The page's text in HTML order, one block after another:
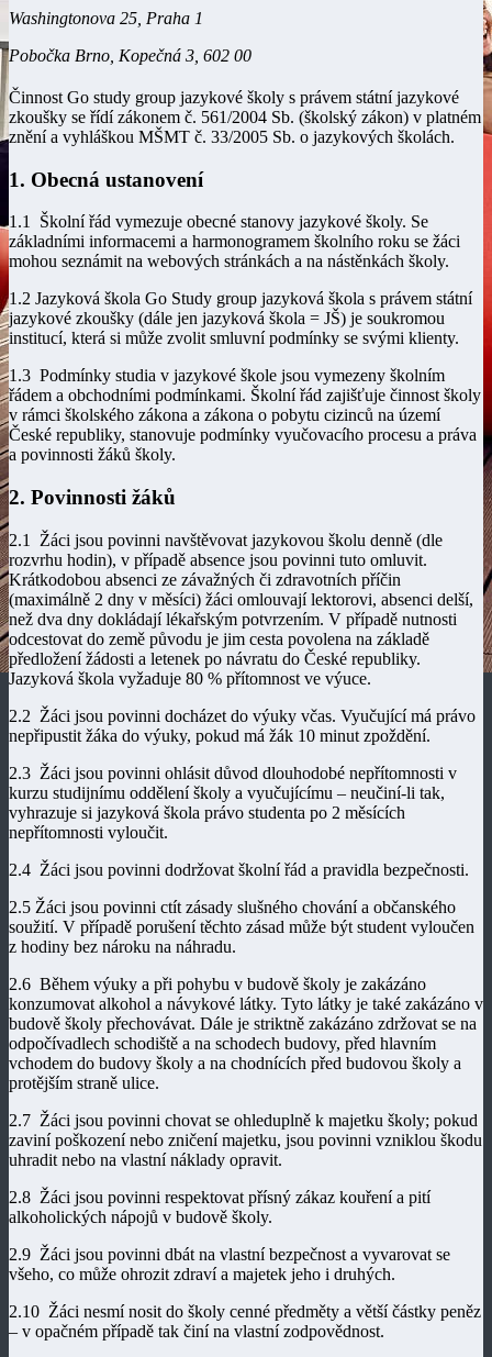
Washingtonova 25, Praha 1
Pobočka Brno, Kopečná 3, 602 00
Činnost Go study group jazykové školy s právem státní jazykové
zkoušky se řídí zákonem č. 561/2004 Sb. (školský zákon) v platném
znění a vyhláškou MŠMT č. 33/2005 Sb. o jazykových školách.
1. Obecná ustanovení
1.1 Školní řád vymezuje obecné stanovy jazykové školy. Se
základními informacemi a harmonogramem školního roku se žáci
mohou seznámit na webových stránkách a na nástěnkách školy.
1.2 Jazyková škola Go Study group jazyková škola s právem státní
jazykové zkoušky (dále jen jazyková škola = JŠ) je soukromou
institucí, která si může zvolit smluvní podmínky se svými klienty.
1.3 Podmínky studia v jazykové škole jsou vymezeny školním
řádem a obchodními podmínkami. Školní řád zajišťuje činnost školy
v rámci školského zákona a zákona o pobytu cizinců na území
České republiky, stanovuje podmínky vyučovacího procesu a práva
a povinnosti žáků školy.
2. Povinnosti žáků
2.1 Žáci jsou povinni navštěvovat jazykovou školu denně (dle
rozvrhu hodin), v případě absence jsou povinni tuto omluvit.
Krátkodobou absenci ze závažných či zdravotních příčin
(maximálně 2 dny v měsíci) žáci omlouvají lektorovi, absenci delší,
než dva dny dokládají lékařským potvrzením. V případě nutnosti
odcestovat do země původu je jim cesta povolena na základě
předložení žádosti a letenek po návratu do České republiky.
Jazyková škola vyžaduje 80 % přítomnost ve výuce.
2.2 Žáci jsou povinni docházet do výuky včas. Vyučující má právo
nepřipustit žáka do výuky, pokud má žák 10 minut zpoždění.
2.3 Žáci jsou povinni ohlásit důvod dlouhodobé nepřítomnosti v
kurzu studijnímu oddělení školy a vyučujícímu – neučiní-li tak,
vyhrazuje si jazyková škola právo studenta po 2 měsících
nepřítomnosti vyloučit.
2.4 Žáci jsou povinni dodržovat školní řád a pravidla bezpečnosti.
2.5 Žáci jsou povinni ctít zásady slušného chování a občanského
soužití. V případě porušení těchto zásad může být student vyloučen
z hodiny bez nároku na náhradu.
2.6 Během výuky a při pohybu v budově školy je zakázáno
konzumovat alkohol a návykové látky. Tyto látky je také zakázáno v
budově školy přechovávat. Dále je striktně zakázáno zdržovat se na
odpočívadlech schodiště a na schodech budovy, před hlavním
vchodem do budovy školy a na chodnících před budovou školy a
protějším straně ulice.
2.7 Žáci jsou povinni chovat se ohleduplně k majetku školy; pokud
zaviní poškození nebo zničení majetku, jsou povinni vzniklou škodu
uhradit nebo na vlastní náklady opravit.
2.8 Žáci jsou povinni respektovat přísný zákaz kouření a pití
alkoholických nápojů v budově školy.
2.9 Žáci jsou povinni dbát na vlastní bezpečnost a vyvarovat se
všeho, co může ohrozit zdraví a majetek jeho i druhých.
2.10 Žáci nesmí nosit do školy cenné předměty a větší částky peněz
– v opačném případě tak činí na vlastní zodpovědnost.